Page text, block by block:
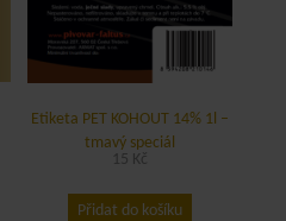
Etiketa PET KOHOUT 14% 1l –
tmavý speciál
15 Kč
Přidat do košíku